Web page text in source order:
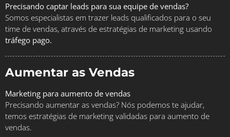
Precisando captar leads para sua equipe de vendas?
Somos especialistas em trazer leads qualificados para o seu
time de vendas, através de estratégias de marketing usando
tráfego pago.
Aumentar as Vendas
Marketing para aumento de vendas
Precisando aumentar as vendas? Nós podemos te ajudar,
temos estratégias de marketing validadas para aumento de
vendas.